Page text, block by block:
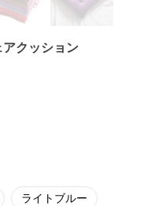
クッション
ライトブルー